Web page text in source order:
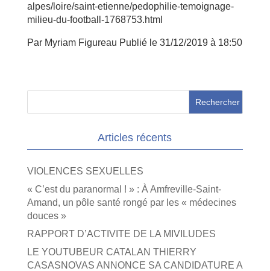
alpes/loire/saint-etienne/pedophilie-temoignage-
milieu-du-football-1768753.html
Par Myriam Figureau Publié le 31/12/2019 à 18:50
Articles récents
VIOLENCES SEXUELLES
« C’est du paranormal ! » : À Amfreville-Saint-
Amand, un pôle santé rongé par les « médecines
douces »
RAPPORT D’ACTIVITE DE LA MIVILUDES
LE YOUTUBEUR CATALAN THIERRY
CASASNOVAS ANNONCE SA CANDIDATURE A